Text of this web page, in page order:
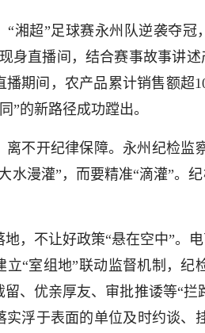
超”足球赛永州队逆袭夺冠
身直播间，结合赛事故事讲
播期间，农产品累计销售额超
”的新路径成功蹚出。
开纪律保障。永州纪检监
水漫灌”，而要精准“滴灌”。
不让好政策“悬在空中”。电
立“室组地”联动监督机制，
留、优亲厚友、审批推诿等“
实浮于表面的单位及时约谈、